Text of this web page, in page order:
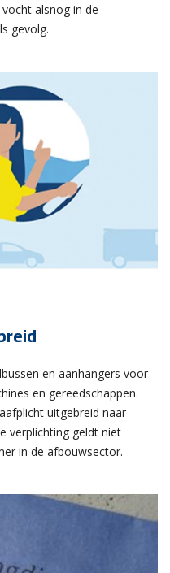
alsnog in de
gevolg.
en aanhangers voor
en gereedschappen.
uitgebreid naar
verplichting geldt niet
in de afbouwsector.